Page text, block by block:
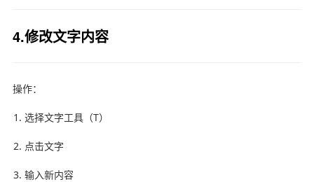
4.修改文字内容
操作：
选择文字工具（T）
点击文字
输入新内容